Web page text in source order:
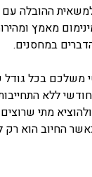
ההובלה עם
מאמץ
במחסנים.
בכל גודל
ללא
מתי
החיוב הוא